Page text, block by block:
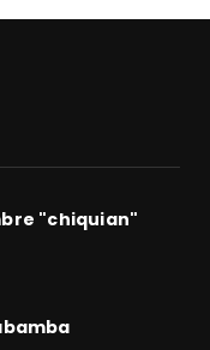
"chiquian"